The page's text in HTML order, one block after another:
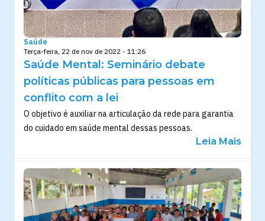
Saúde
Terça-feira, 22 de nov de 2022 - 11:26
Saúde Mental: Seminário debate
políticas públicas para pessoas em
conflito com a lei
O objetivo é auxiliar na articulação da rede para garantia
do cuidado em saúde mental dessas pessoas.
Leia Mais